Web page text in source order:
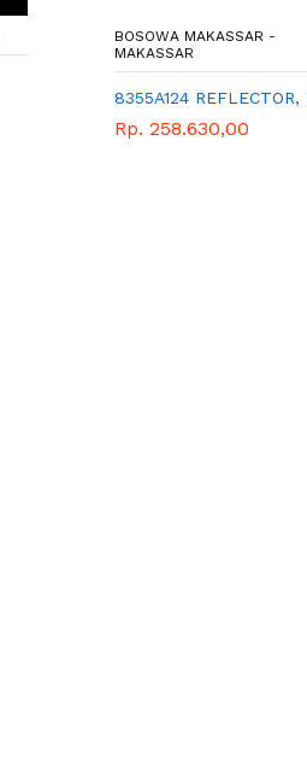
BOSOWA MAKASSAR -
MAKASSAR
8355A124 REFLECTOR,
Rp. 258.630,00